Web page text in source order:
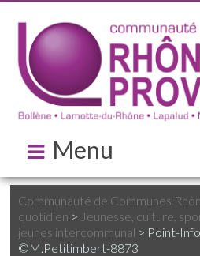
Menu
Communauté de Communes
quotidien > Jeunesse, culture,
jeunes intercommunal > Point-
©M.Petitimbert-8873